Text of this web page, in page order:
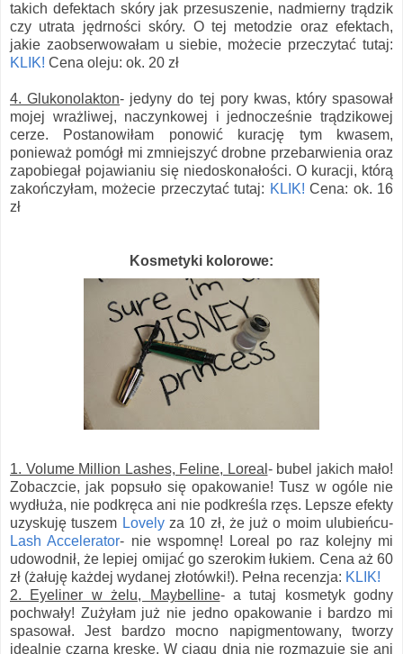
takich defektach skóry jak przesuszenie, nadmierny trądzik
czy utrata jędrności skóry. O tej metodzie oraz efektach,
jakie zaobserwowałam u siebie, możecie przeczytać tutaj:
KLIK! Cena oleju: ok. 20 zł
4. Glukonolakton- jedyny do tej pory kwas, który spasował
mojej wrażliwej, naczynkowej i jednocześnie trądzikowej
cerze. Postanowiłam ponowić kurację tym kwasem,
ponieważ pomógł mi zmniejszyć drobne przebarwienia oraz
zapobiegał pojawianiu się niedoskonałości. O kuracji, którą
zakończyłam, możecie przeczytać tutaj: KLIK! Cena: ok. 16
zł
Kosmetyki kolorowe:
1. Volume Million Lashes, Feline, Loreal - bubel jakich mało!
Zobaczcie, jak popsuło się opakowanie! Tusz w ogóle nie
wydłuża, nie podkręca ani nie podkreśla rzęs. Lepsze efekty
uzyskuję tuszem Lovelyza 10 zł, że już o moim ulubieńcu-
Lash Accelerator- nie wspomnę! Loreal po raz kolejny mi
udowodnił, że lepiej omijać go szerokim łukiem. Cena aż 60
zł (żałuję każdej wydanej złotówki!). Pełna recenzja: KLIK!
2. Eyeliner w żelu, Maybelline- a tutaj kosmetyk godny
pochwały! Zużyłam już nie jedno opakowanie i bardzo mi
spasował. Jest bardzo mocno napigmentowany, tworzy
idealnie czarną kreskę. W ciągu dnia nie rozmazuje się ani